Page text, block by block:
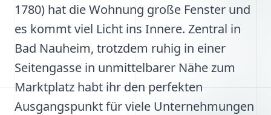
1780) hat die Wohnung große Fenster und
es kommt viel Licht ins Innere. Zentral in
Bad Nauheim, trotzdem ruhig in einer
Seitengasse in unmittelbarer Nähe zum
Marktplatz habt ihr den perfekten
Ausgangspunkt für viele Unternehmungen